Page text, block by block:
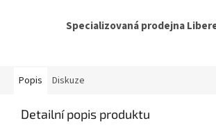
Specializovaná prodejna
Popis Diskuze
Detailní popis produktu